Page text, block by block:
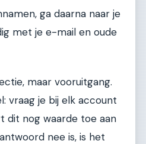
ga daarna naar je
met je e-mail en oude
maar vooruitgang.
vraag je bij elk account
dit nog waarde toe aan
nee is, is het